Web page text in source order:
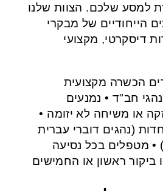
למסע שלכם. הצוות שלנו
הייחודיים של מבקרי
דיסקרטי, מקצועי
הכשרה מקצועית
חב"ד • נמנעים
או משיחה לא יזומה •
(נהגים דוברי עברית
• מטפלים בכל נסיעה
ביקור ראשון או החמישים